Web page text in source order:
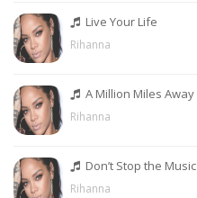
Live Your Life
Rihanna
A Million Miles Away
Rihanna
Don’t Stop the Music
Rihanna